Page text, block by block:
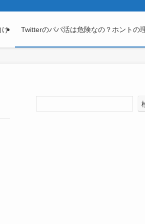
け Twitterのパパ活は危険なの？ホントの